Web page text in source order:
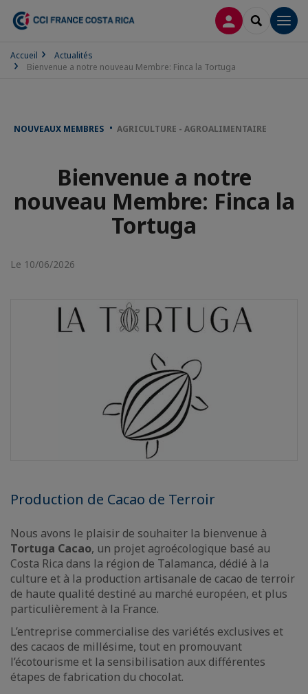
CONNEXION
Accueil
Actualités
Bienvenue a notre nouveau Membre: Finca la Tortuga
NOUVEAUX MEMBRES AGRICULTURE - AGROALIMENTAIRE
Bienvenue a notre
nouveau Membre: Finca la
Tortuga
Le 10/06/2026
Production de Cacao de Terroir
Nous avons le plaisir de souhaiter la bienvenue à
Tortuga Cacao, un projet agroécologique basé au
Costa Rica dans la région de Talamanca, dédié à la
culture et à la production artisanale de cacao de terroir
de haute qualité destiné au marché européen, et plus
particulièrement à la France.
L’entreprise commercialise des variétés exclusives et
des cacaos de millésime, tout en promouvant
l’écotourisme et la sensibilisation aux différentes
étapes de fabrication du chocolat.